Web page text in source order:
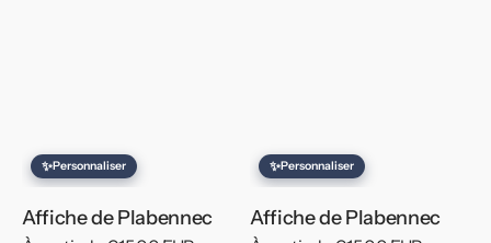
✨Personnaliser
Affiche de Plabennec
✨Personnaliser
Affiche de Plabennec